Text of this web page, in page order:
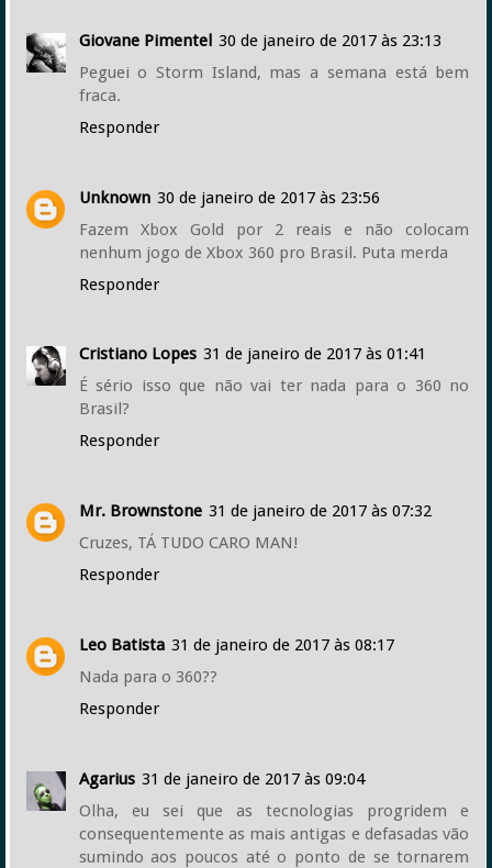
Giovane Pimentel 30 de janeiro de 2017 às 23:13
Peguei o Storm Island, mas a semana está bem
fraca.
Responder
Unknown 30 de janeiro de 2017 às 23:56
Fazem Xbox Gold por 2 reais e não colocam
nenhum jogo de Xbox 360 pro Brasil. Puta merda
Responder
Cristiano Lopes 31 de janeiro de 2017 às 01:41
É sério isso que não vai ter nada para o 360 no
Brasil?
Responder
Mr. Brownstone 31 de janeiro de 2017 às 07:32
Cruzes, TÁ TUDO CARO MAN!
Responder
Leo Batista 31 de janeiro de 2017 às 08:17
Nada para o 360??
Responder
Agarius 31 de janeiro de 2017 às 09:04
Olha, eu sei que as tecnologias progridem e
consequentemente as mais antigas e defasadas vão
sumindo aos poucos até o ponto de se tornarem